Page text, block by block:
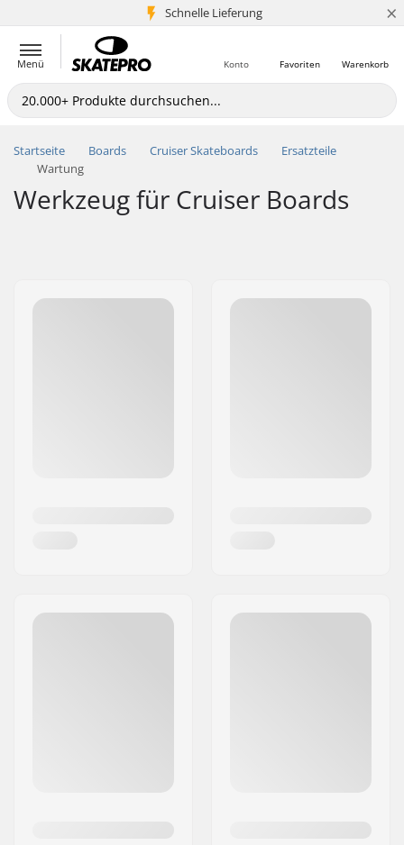
Schnelle Lieferung
5+ Mio. Kunden ×
Menü Warenkorb
Favoriten
Konto
Startseite Boards Cruiser Skateboards
Ersatzteile
Wartung
Werkzeug für Cruiser Boards